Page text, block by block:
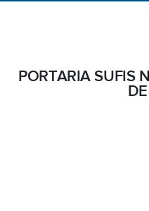
PORTARIA SUFIS